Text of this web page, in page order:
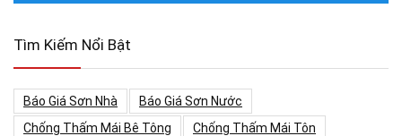
Tìm Kiếm Nổi Bật
Báo Giá Sơn Nhà
Báo Giá Sơn Nước
Chống Thấm Mái Bê Tông
Chống Thấm Mái Tôn